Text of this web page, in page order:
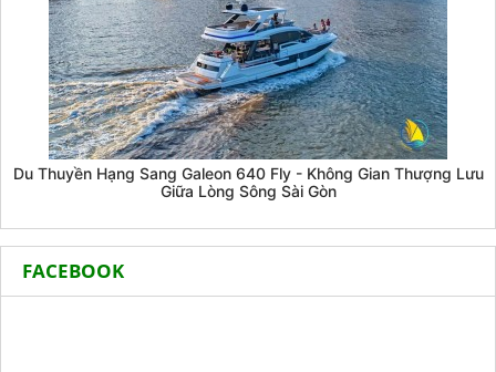
Du Thuyền Hạng Sang Galeon 640 Fly - Không Gian Thượng Lưu
Giữa Lòng Sông Sài Gòn
FACEBOOK